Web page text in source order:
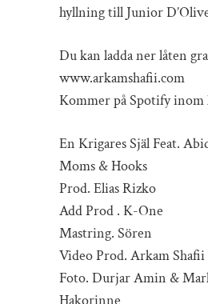
hyllning till Junior
Du kan ladda ner låten
www.arkamshafii.com
Kommer på Spotify
En Krigares Själ Feat.
Moms & Hooks
Prod. Elias Rizko
Add Prod . K-One
Mastring. Sören
Video Prod. Arkam Shafii
Foto. Durjar Amin &